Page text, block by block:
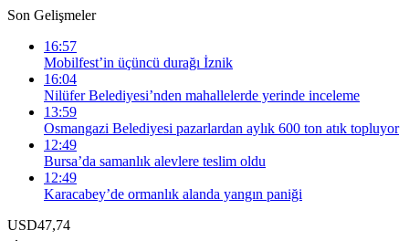
Son Gelişmeler
16:57
Mobilfest’in üçüncü durağı İznik
16:04
Nilüfer Belediyesi’nden mahallelerde yerinde inceleme
13:59
Osmangazi Belediyesi pazarlardan aylık 600 ton atık topluyor
12:49
Bursa’da samanlık alevlere teslim oldu
12:49
Karacabey’de ormanlık alanda yangın paniği
USD47,74